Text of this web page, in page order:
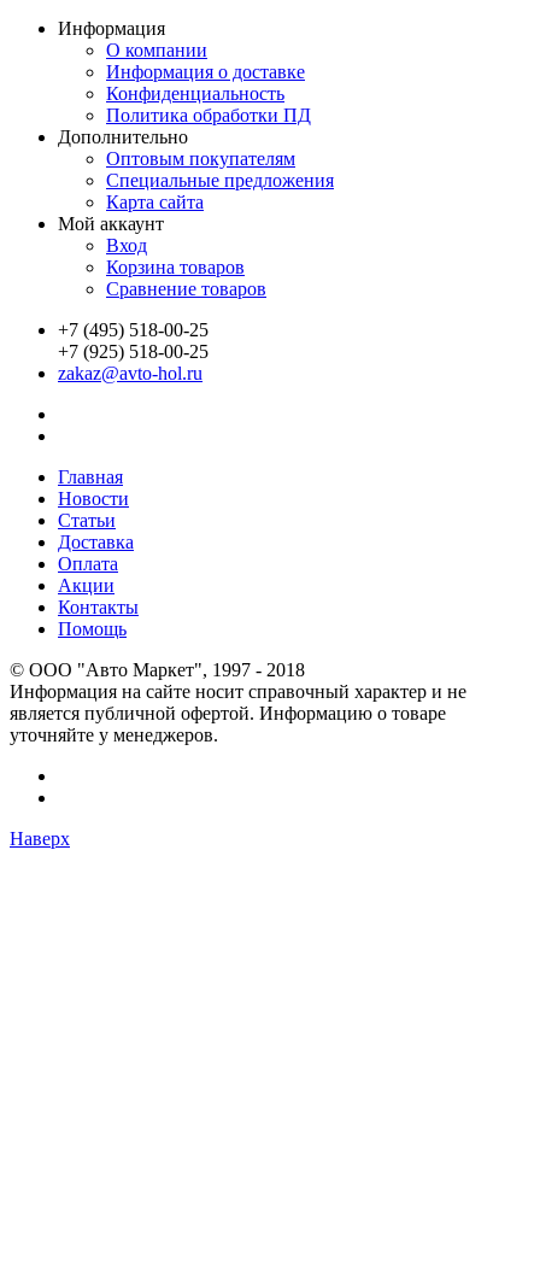
Информация
О компании
Информация о доставке
Конфиденциальность
Политика обработки ПД
Дополнительно
Оптовым покупателям
Специальные предложения
Карта сайта
Мой аккаунт
Вход
Корзина товаров
Сравнение товаров
+7 (495) 518-00-25
+7 (925) 518-00-25
zakaz@avto-hol.ru
Главная
Новости
Статьи
Доставка
Оплата
Акции
Контакты
Помощь
© OOO "Авто Маркет", 1997 - 2018
Информация на сайте носит справочный характер и не
является публичной офертой. Информацию о товаре
уточняйте у менеджеров.
Наверх